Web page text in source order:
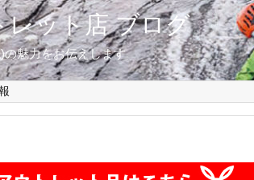
レット店 ブログ
魅力をお伝えします